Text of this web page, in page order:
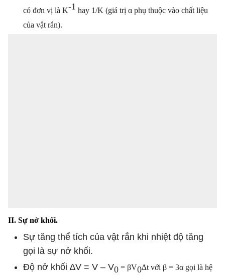
có đơn vị là K-1 hay 1/K (giá trị α phụ thuộc vào chất liệu
của vật rắn).
II. Sự nở khối.
Sự tăng thể tích của vật rắn khi nhiệt độ tăng
gọi là sự nở khối.
Độ nở khối ∆V = V – V0 = βV0∆t với β = 3α gọi là hệ